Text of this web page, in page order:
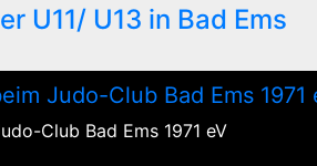
U11/ U13 in Bad Ems
Club Bad Ems 1971 eV